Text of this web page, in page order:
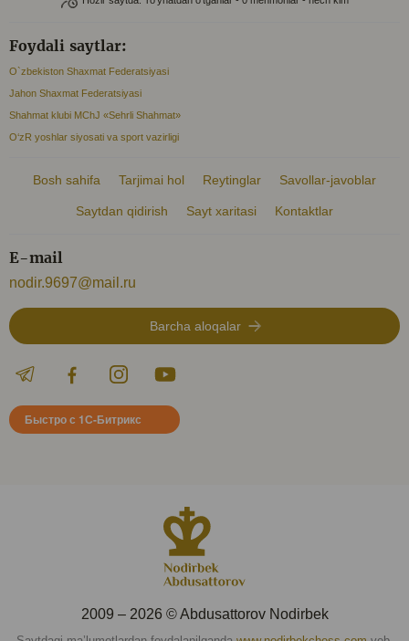
Foydali saytlar:
O`zbekiston Shaxmat Federatsiyasi
Jahon Shaxmat Federatsiyasi
Shahmat klubi MChJ «Sehrli Shahmat»
O‘zR yoshlar siyosati va sport vazirligi
Bosh sahifa Tarjimai hol Reytinglar Savollar-javoblar
Saytdan qidirish Sayt xaritasi Kontaktlar
E-mail
nodir.9697@mail.ru
Barcha aloqalar
Быстро с 1С-Битрикс
2009 – 2026 © Abdusattorov Nodirbek